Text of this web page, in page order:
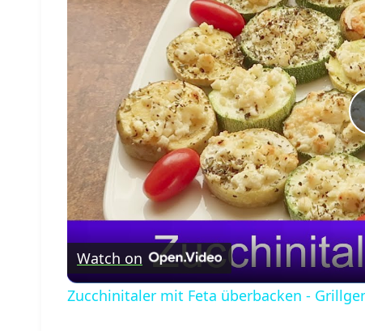
Watch on
Zucchinitaler mit Feta überbacken -